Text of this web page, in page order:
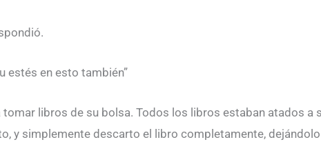
estés en esto también”
tomar libros de su bolsa. Todos los libros estaban atados a
y simplemente descarto el libro completamente,